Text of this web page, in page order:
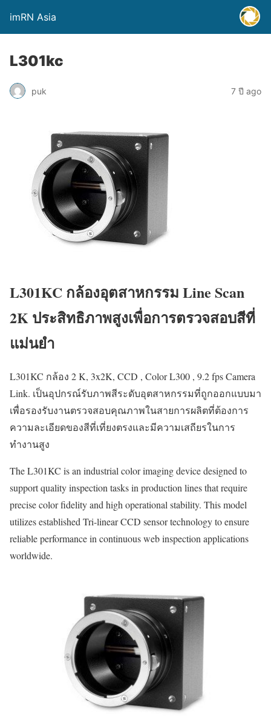
imRN Asia
L301kc
puk 7 ปี ago
L301KC กล้องอุตสาหกรรม Line Scan
2K ประสิทธิภาพสูงเพื่อการตรวจสอบสีที่
แม่นยำ
L301KC กล้อง 2 K, 3x2K, CCD , Color L300 , 9.2 fps Camera
Link. เป็นอุปกรณ์รับภาพสีระดับอุตสาหกรรมที่ถูกออกแบบมา
เพื่อรองรับงานตรวจสอบคุณภาพในสายการผลิตที่ต้องการ
ความละเอียดของสีที่เที่ยงตรงและมีความเสถียรในการ
ทำงานสูง
The L301KC is an industrial color imaging device designed to
support quality inspection tasks in production lines that require
precise color fidelity and high operational stability. This model
utilizes established Tri-linear CCD sensor technology to ensure
reliable performance in continuous web inspection applications
worldwide.